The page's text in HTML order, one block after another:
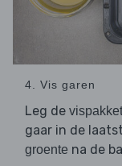
4. Vis garen
Leg de
gaar in de
groente na de